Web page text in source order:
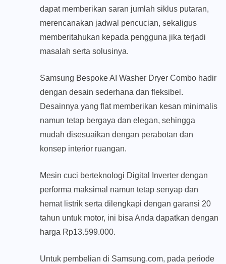
dapat memberikan saran jumlah siklus putaran,
merencanakan jadwal pencucian, sekaligus
memberitahukan kepada pengguna jika terjadi
masalah serta solusinya.
Samsung Bespoke AI Washer Dryer Combo hadir
dengan desain sederhana dan fleksibel.
Desainnya yang flat memberikan kesan minimalis
namun tetap bergaya dan elegan, sehingga
mudah disesuaikan dengan perabotan dan
konsep interior ruangan.
Mesin cuci berteknologi Digital Inverter dengan
performa maksimal namun tetap senyap dan
hemat listrik serta dilengkapi dengan garansi 20
tahun untuk motor, ini bisa Anda dapatkan dengan
harga Rp13.599.000.
Untuk pembelian di Samsung.com, pada periode